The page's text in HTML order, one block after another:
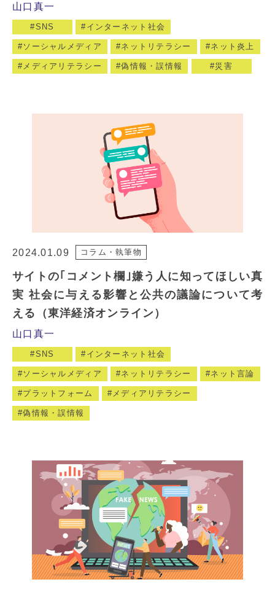
山口真一
SNS インターネット社会
ソーシャルメディア ネットリテラシー ネット炎上
メディアリテラシー 偽情報・誤情報 災害
2024.01.09 コラム・執筆物
サイトの｢コメント欄｣嫌う人に知ってほしい真
実 社会に与える影響と公共の議論について考
える（東洋経済オンライン）
山口真一
SNS インターネット社会
ソーシャルメディア ネットリテラシー ネット言論
プラットフォーム メディアリテラシー
偽情報・誤情報